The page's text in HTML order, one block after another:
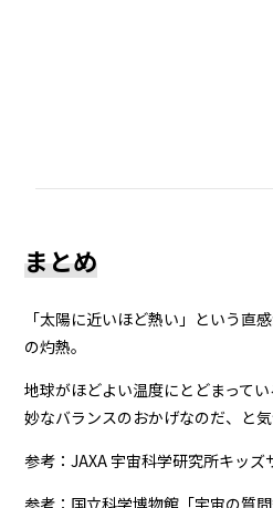
まとめ
「太陽に近いほど熱い」という直
の灼熱。
地球がほどよい温度にとどまって
妙なバランスのおかげなのだ、と気
参考：JAXA 宇宙科学研究所キッズ
参考： 国立科学博物館「宇宙の質